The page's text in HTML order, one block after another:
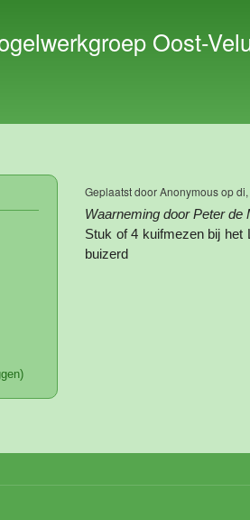
en
de
Oost-
Geplaatst doorAnonymousop
Waarneming door Peter de
Stuk of 4 kuifmezen bij het
buizerd